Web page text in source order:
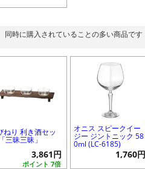
同時に購入されていることの多い商品です
ねり 利き酒セッ
三昧三昧」
ポイント 7倍
3,861円
オニス スピークイー
ジー ジントニック 58
0ml (LC-6185)
1,760円